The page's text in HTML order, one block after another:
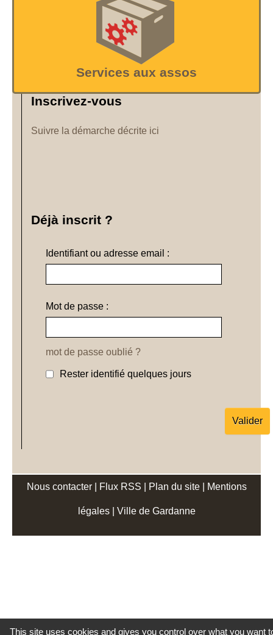
Services aux assos
Inscrivez-vous
Suivre la démarche décrite ici
Déjà inscrit ?
Identifiant ou adresse email :
Mot de passe :
mot de passe oublié ?
Rester identifié quelques jours
Nous contacter Flux RSS Plan du site Mentions
légales Ville de Gardanne
This site uses cookies and gives you control over what you want